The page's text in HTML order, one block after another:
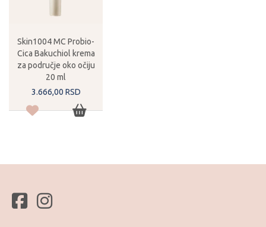
Skin1004 MC Probio-
Cica Bakuchiol krema
za područje oko očiju
20 ml
3.666,00 RSD